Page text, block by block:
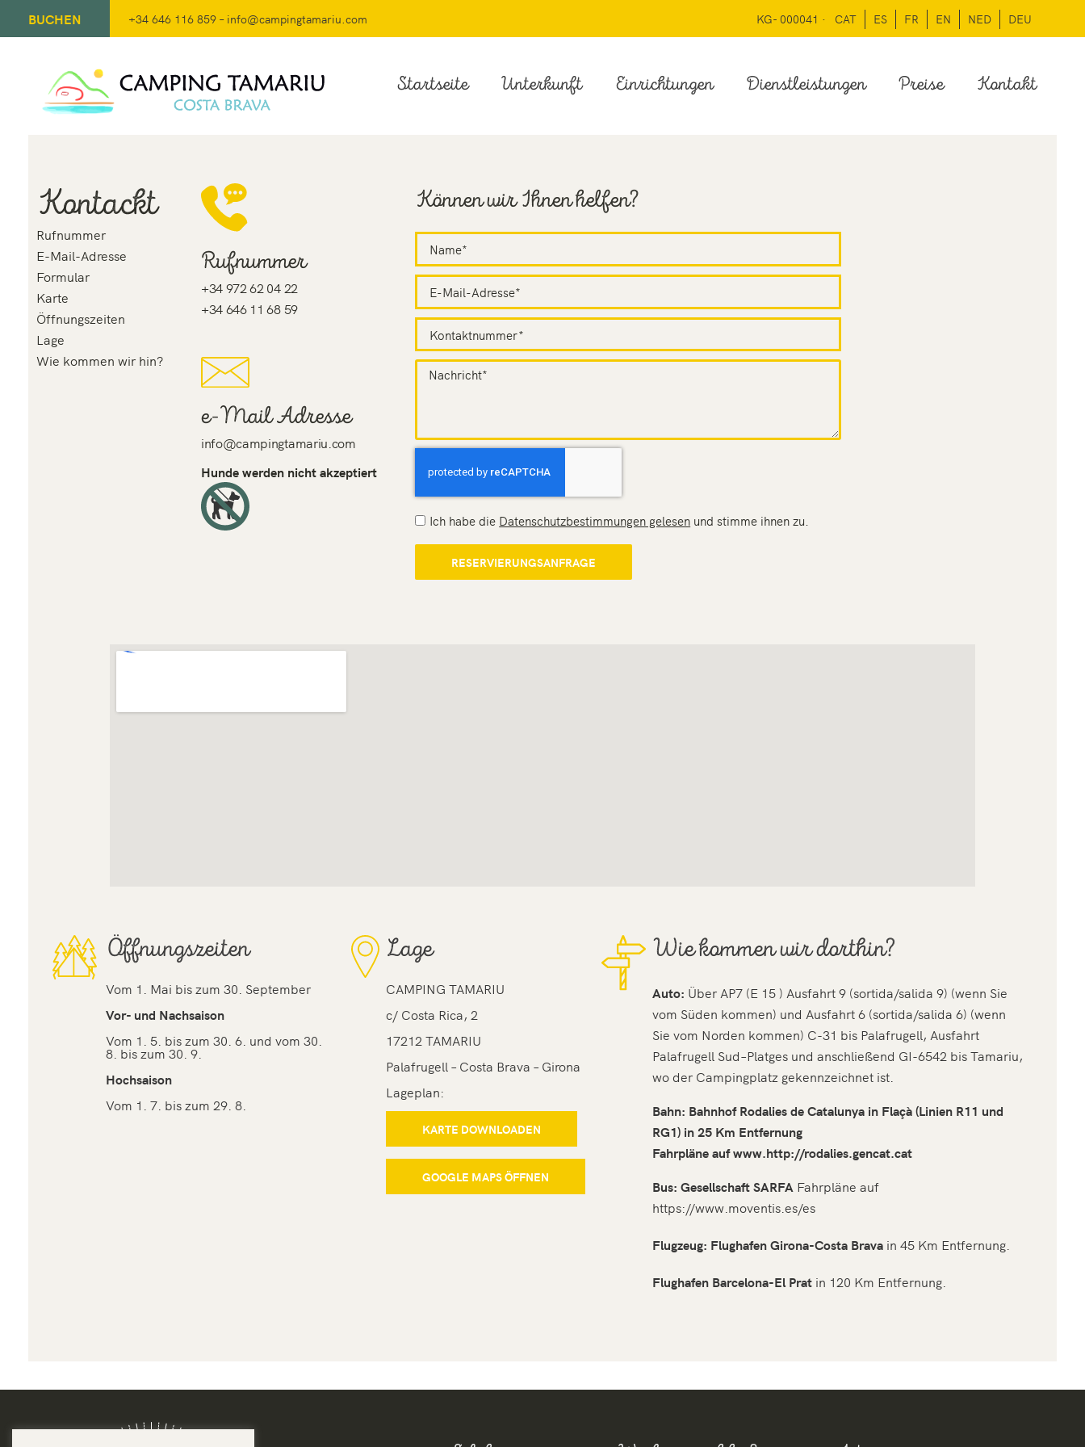
BUCHEN +34 646 116 859 – info@campingtamariu.com KG- 000041 · CAT ES FR EN NED DEU
Startseite Unterkunft Einrichtungen Dienstleistungen Preise Kontakt
Kontackt
Rufnummer
E-Mail-Adresse
Formular
Karte
Öffnungszeiten
Lage
Wie kommen wir hin?
Rufnummer
+34 972 62 04 22
+34 646 11 68 59
e-Mail Adresse
info@campingtamariu.com
Hunde werden nicht akzeptiert
Können wir Ihnen helfen?
Ich habe die Datenschutzbestimmungen gelesen und stimme ihnen zu.
RESERVIERUNGSANFRAGE
Öffnungszeiten
Vom 1. Mai bis zum 30. September
Vor- und Nachsaison
Vom 1. 5. bis zum 30. 6. und vom 30.
8. bis zum 30. 9.
Hochsaison
Vom 1. 7. bis zum 29. 8.
Lage
CAMPING TAMARIU
c/ Costa Rica, 2
17212 TAMARIU
Palafrugell – Costa Brava – Girona
Lageplan:
KARTE DOWNLOADEN
GOOGLE MAPS ÖFFNEN
Wie kommen wir dorthin?
Auto: Über AP7 (E 15 ) Ausfahrt 9 (sortida/salida 9) (wenn Sie
vom Süden kommen) und Ausfahrt 6 (sortida/salida 6) (wenn
Sie vom Norden kommen) C-31 bis Palafrugell, Ausfahrt
Palafrugell Sud–Platges und anschließend GI-6542 bis Tamariu,
wo der Campingplatz gekennzeichnet ist.
Bahn: Bahnhof Rodalies de Catalunya in Flaçà (Linien R11 und
RG1) in 25 Km Entfernung
Fahrpläne aufwww.http://rodalies.gencat.cat
Bus: Gesellschaft SARFAFahrpläne auf
https://www.moventis.es/es
Flugzeug: Flughafen Girona-Costa Bravain 45 Km Entfernung.
Flughafen Barcelona-El Pratin 120 Km Entfernung.